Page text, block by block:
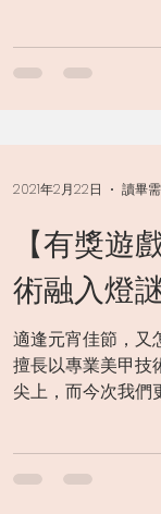
【有獎遊
術融入燈
適逢元宵佳節，又
擅長以專業美甲技
尖上，而今次我們
2021年2月22日 讀畢